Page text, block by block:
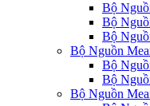
Bộ
Bộ
Bộ
Bộ Nguồn
Bộ
Bộ
Bộ Nguồn